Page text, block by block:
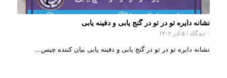
نشانه دایره تو در تو در گنج یابی و دفینه یابی
۰ دیدگاه / ۵ آذر ۱۴۰۲
نشانه دایره تو در تو در گنج یابی و دفینه یابی بیان کننده چیس…